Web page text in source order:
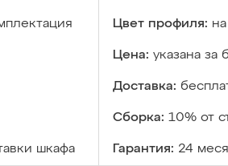
Цвет профиля:
Цена: указана за
Доставка:
Сборка: 10% от
шкафа Гарантия: 24